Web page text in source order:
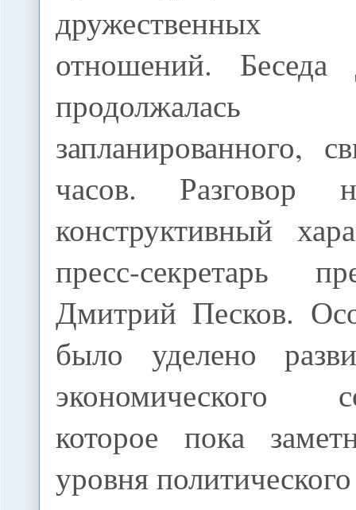
дружественных
отношений. Беседа
запланированного,
часов. Разговор
конструктивный
пресс-секретарь
Дмитрий Песков.
было уделено
экономического
которое пока
уровня